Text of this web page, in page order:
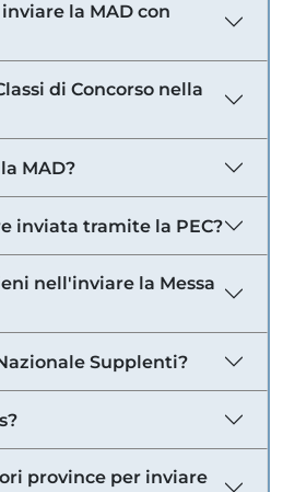
la MAD con
di Concorso nella
MAD?
inviata tramite la PEC?
nell'inviare la Messa
Supplenti?
province per inviare